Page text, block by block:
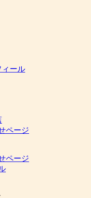
ィール
ページ
ページ